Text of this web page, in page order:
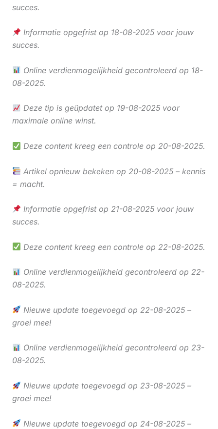
succes.
Informatie opgefrist op 18-08-2025 voor jouw
succes.
Online verdienmogelijkheid gecontroleerd op 18-
08-2025.
Deze tip is geüpdatet op 19-08-2025 voor
maximale online winst.
Deze content kreeg een controle op 20-08-2025.
Artikel opnieuw bekeken op 20-08-2025 – kennis
= macht.
Informatie opgefrist op 21-08-2025 voor jouw
succes.
Deze content kreeg een controle op 22-08-2025.
Online verdienmogelijkheid gecontroleerd op 22-
08-2025.
Nieuwe update toegevoegd op 22-08-2025 –
groei mee!
Online verdienmogelijkheid gecontroleerd op 23-
08-2025.
Nieuwe update toegevoegd op 23-08-2025 –
groei mee!
Nieuwe update toegevoegd op 24-08-2025 –